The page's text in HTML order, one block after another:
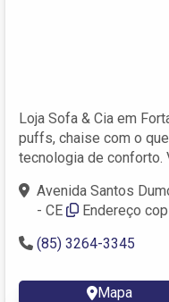
Loja Sofa & Cia em
puffs, chaise com o
tecnologia de conforto.
Avenida Santos
- CE
Endereço
(85) 3264-3345
Mapa